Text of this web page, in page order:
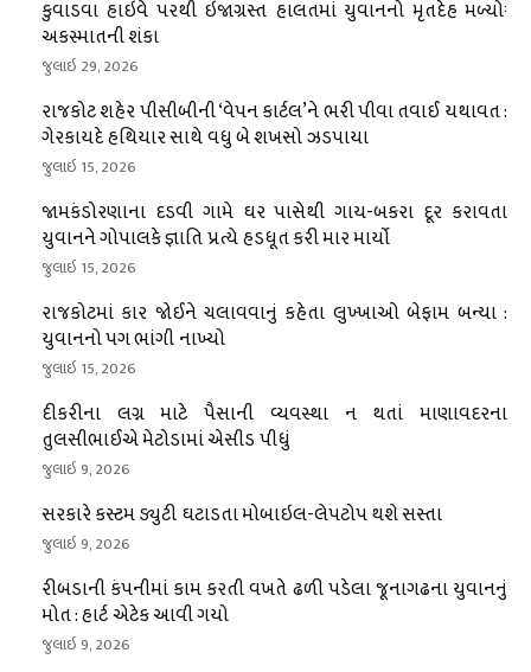
કુવાડવા હાઇવે પરથી ઇજાગ્રસ્ત હાલતમાં યુવાનનો મૃતદેહ મળ્યોઃ
અકસ્માતની શંકા
જુલાઇ 29, 2026
રાજકોટ શહેર પીસીબીની ‘વેપન કાર્ટલ’ને ભરી પીવા તવાઈ યથાવત :
ગેરકાયદે હથિયાર સાથે વધુ બે શખસો ઝડપાયા
જુલાઇ 15, 2026
જામકંડોરણાના દડવી ગામે ઘર પાસેથી ગાય-બકરા દૂર કરાવતા
યુવાનને ગોપાલકે જ્ઞાતિ પ્રત્યે હડધૂત કરી માર માર્યો
જુલાઇ 15, 2026
રાજકોટમાં કાર જોઈને ચલાવવાનું કહેતા લુખ્ખાઓ બેફામ બન્યા :
યુવાનનો પગ ભાંગી નાખ્યો
જુલાઇ 15, 2026
દીકરીના લગ્ન માટે પૈસાની વ્યવસ્થા ન થતાં માણાવદરના
તુલસીભાઈએ મેટોડામાં એસીડ પીધું
જુલાઇ 9, 2026
સરકારે કસ્ટમ ડ્યુટી ઘટાડતા મોબાઇલ-લેપટોપ થશે સસ્તા
જુલાઇ 9, 2026
રીબડાની કંપનીમાં કામ કરતી વખતે ઢળી પડેલા જૂનાગઢના યુવાનનું
મોત : હાર્ટ એટેક આવી ગયો
જુલાઇ 9, 2026